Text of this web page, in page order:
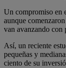
Un compromiso en
aunque
van avanzando con
Así, un reciente
pequeñas y
ciento de su